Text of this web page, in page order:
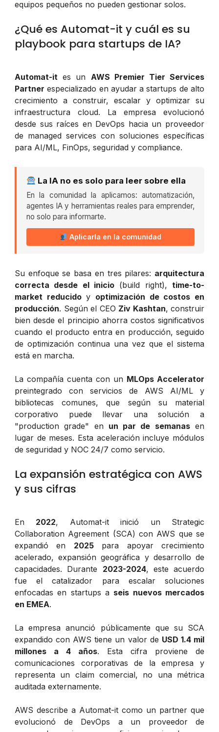
equipos pequeños no pueden gestionar solos.
¿Qué es Automat-it y cuál es su
playbook para startups de IA?
Automat-it es un AWS Premier Tier Services
Partner especializado en ayudar a startups de alto
crecimiento a construir, escalar y optimizar su
infraestructura cloud. La empresa evolucionó
desde sus raíces en DevOps hacia un proveedor
de managed services con soluciones específicas
para AI/ML, FinOps, seguridad y compliance.
La IA no es solo para leer sobre ella
En la comunidad la aplicamos: automatización,
agentes IA y herramientas reales para emprender,
no solo para informarte.
Aplicarla en la comunidad
Su enfoque se basa en tres pilares: arquitectura
correcta desde el inicio (build right), time-to-
market reducidoy optimización de costos en
producción. Según el CEO Ziv Kashtan, construir
bien desde el principio ahorra costos significativos
cuando el producto entra en producción, seguido
de optimización continua una vez que el sistema
está en marcha.
La compañía cuenta con un MLOps Accelerator
preintegrado con servicios de AWS AI/ML y
bibliotecas comunes, que según su material
corporativo puede llevar una solución a
"production grade" en un par de semanasen
lugar de meses. Esta aceleración incluye módulos
de seguridad y NOC 24/7 como servicio.
La expansión estratégica con AWS
y sus cifras
En 2022, Automat-it inició un Strategic
Collaboration Agreement (SCA) con AWS que se
expandió en 2025para apoyar crecimiento
acelerado, expansión geográfica y desarrollo de
capacidades. Durante 2023-2024, este acuerdo
fue el catalizador para escalar soluciones
enfocadas en startups a seis nuevos mercados
en EMEA.
La empresa anunció públicamente que su SCA
expandido con AWS tiene un valor de USD 1.4 mil
millones a 4 años. Esta cifra proviene de
comunicaciones corporativas de la empresa y
representa un claim comercial, no una métrica
auditada externamente.
AWS describe a Automat-it como un partner que
evolucionó de DevOps a un proveedor de